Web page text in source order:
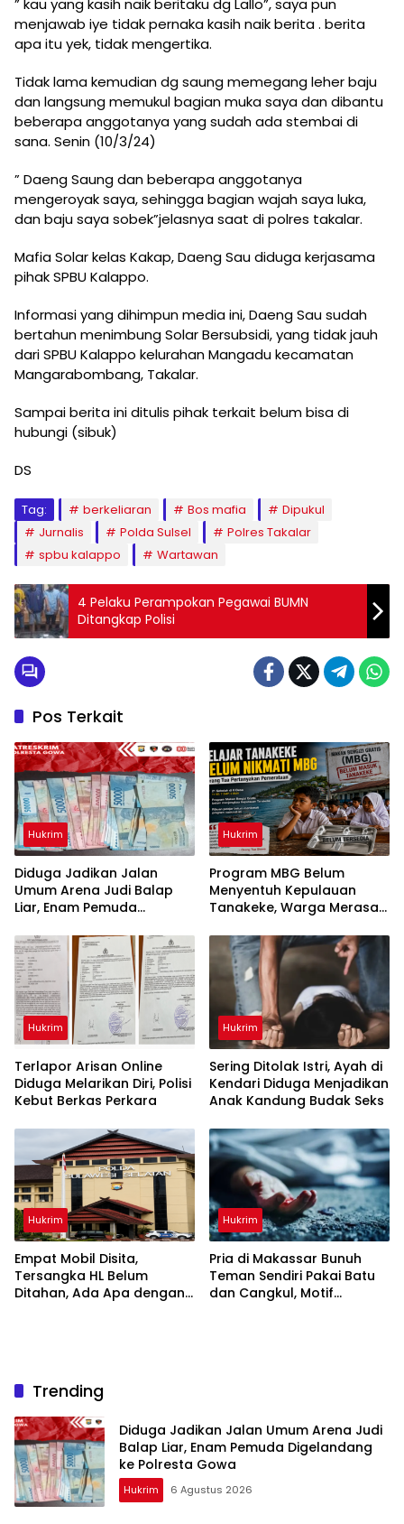
” kau yang kasih naik beritaku dg Lallo”, saya pun
menjawab iye tidak pernaka kasih naik berita . berita
apa itu yek, tidak mengertika.
Tidak lama kemudian dg saung memegang leher baju
dan langsung memukul bagian muka saya dan dibantu
beberapa anggotanya yang sudah ada stembai di
sana. Senin (10/3/24)
” Daeng Saung dan beberapa anggotanya
mengeroyak saya, sehingga bagian wajah saya luka,
dan baju saya sobek”jelasnya saat di polres takalar.
Mafia Solar kelas Kakap, Daeng Sau diduga kerjasama
pihak SPBU Kalappo.
Informasi yang dihimpun media ini, Daeng Sau sudah
bertahun menimbung Solar Bersubsidi, yang tidak jauh
dari SPBU Kalappo kelurahan Mangadu kecamatan
Mangarabombang, Takalar.
Sampai berita ini ditulis pihak terkait belum bisa di
hubungi (sibuk)
DS
Tag: berkeliaran Bos mafia
Dipukul
Jurnalis
Polda Sulsel
Polres Takalar
spbu kalappo
Wartawan
4 Pelaku Perampokan Pegawai BUMN
Ditangkap Polisi
Pos Terkait
Hukrim
Diduga Jadikan Jalan
Umum Arena Judi Balap
Liar, Enam Pemuda
Gowa
Hukrim
Program MBG Belum
Menyentuh Kepulauan
Tanakeke, Warga Merasa
Hukrim
Terlapor Arisan Online
Diduga Melarikan Diri, Polisi
Kebut Berkas Perkara
Hukrim
Sering Ditolak Istri, Ayah di
Kendari Diduga Menjadikan
Anak Kandung Budak Seks
Hukrim
Empat Mobil Disita,
Tersangka HL Belum
Ditahan, Ada Apa dengan
Hukrim
Pria di Makassar Bunuh
Teman Sendiri Pakai Batu
dan Cangkul, Motif
Trending
Diduga Jadikan Jalan Umum Arena Judi
Balap Liar, Enam Pemuda Digelandang
ke Polresta Gowa
Hukrim 6 Agustus 2026